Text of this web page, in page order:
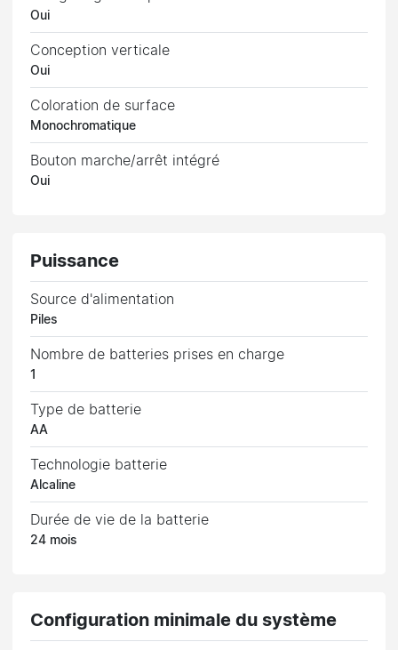
Oui
Conception verticale
Oui
Coloration de surface
Monochromatique
Bouton marche/arrêt intégré
Oui
Puissance
Source d'alimentation
Piles
Nombre de batteries prises en charge
1
Type de batterie
AA
Technologie batterie
Alcaline
Durée de vie de la batterie
24 mois
Configuration minimale du système